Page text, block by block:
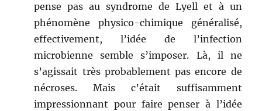
pense pas au syndrome de Lyell et à un
phénomène physico-chimique généralisé,
effectivement, l’idée de l’infection
microbienne semble s’imposer. Là, il ne
s’agissait très probablement pas encore de
nécroses. Mais c’était suffisamment
impressionnant pour faire penser à l’idée